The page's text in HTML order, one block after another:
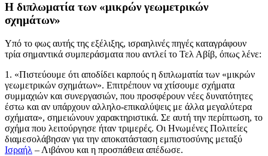
Η διπλωματία των «μικρών γεωμετρικών
σχημάτων»
Υπό το φως αυτής της εξέλιξης, ισραηλινές πηγές καταγράφουν
τρία σημαντικά συμπεράσματα που αντλεί το Τελ Αβίβ, όπως λένε:
1. «Πιστεύουμε ότι αποδίδει καρπούς η διπλωματία των «μικρών
γεωμετρικών σχημάτων». Επιτρέπουν να χτίσουμε σχήματα
συμμαχιών και συνεργασιών, που προσφέρουν νέες δυνατότητες
έστω και αν υπάρχουν αλληλο-επικαλύψεις με άλλα μεγαλύτερα
σχήματα», σημειώνουν χαρακτηριστικά. Σε αυτή την περίπτωση, το
σχήμα που λειτούργησε ήταν τριμερές. Οι Ηνωμένες Πολιτείες
διαμεσολάβησαν για την αποκατάσταση εμπιστοσύνης μεταξύ
Ισραήλ – Λιβάνου και η προσπάθεια απέδωσε.